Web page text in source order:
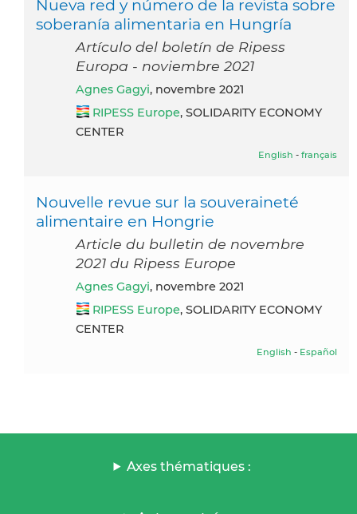
Nueva red y número de la revista sobre
soberanía alimentaria en Hungría
Artículo del boletín de Ripess
Europa - noviembre 2021
Agnes Gagyi, novembre 2021
RIPESS Europe, SOLIDARITY ECONOMY
CENTER
English - français
Nouvelle revue sur la souveraineté
alimentaire en Hongrie
Article du bulletin de novembre
2021 du Ripess Europe
Agnes Gagyi, novembre 2021
RIPESS Europe, SOLIDARITY ECONOMY
CENTER
English - Español
Axes thématiques :